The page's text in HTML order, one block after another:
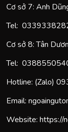
Cơ sở 7: Anh
Tel: 0
Cơ sở 8: Tân
Tel:
Hotline: (Zalo)
Email:
Website: https://